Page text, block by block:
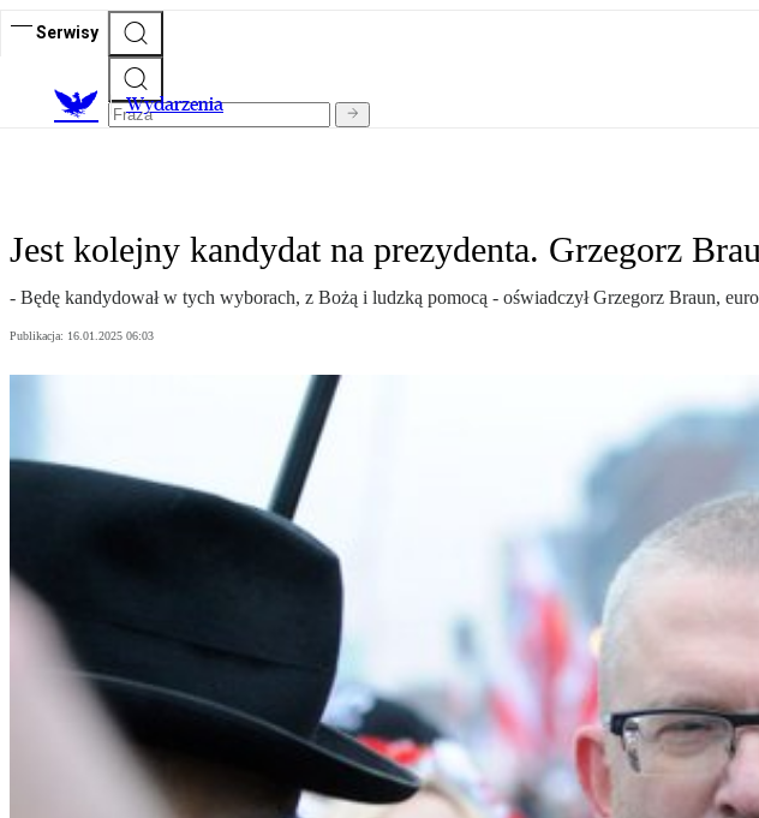
Serwisy
Wydarzenia
Jest kolejny kandydat na prezydenta. Grzegorz
- Będę kandydował w tych wyborach, z Bożą i ludzką pomocą - oświadczył Grzegorz Braun,
Publikacja: 16.01.2025 06:03